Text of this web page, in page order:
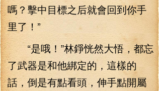
嗎？擊中目標之后就會回到你手
里了！”
“是哦！”林錚恍然大悟，都忘
了武器是和他綁定的，這樣的
話，倒是有點看頭，伸手點開屬